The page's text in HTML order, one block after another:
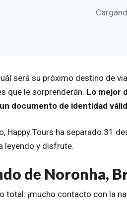
será su próximo destino de
que le sorprenderán. Lo mejor
documento de identidad
Happy Tours ha separado 31
leyendo y disfrute.
de Noronha,
total: ¡mucho contacto con la